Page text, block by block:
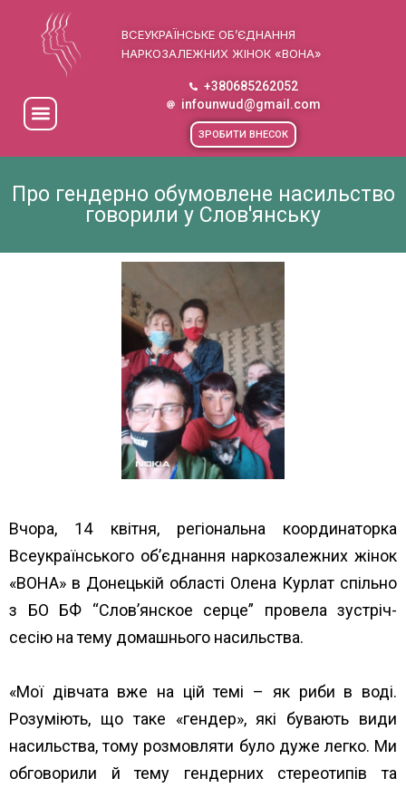
ВСЕУКРАЇНСЬКЕ ОБ’ЄДНАННЯ
НАРКОЗАЛЕЖНИХ ЖІНОК «ВОНА»
+380685262052
infounwud@gmail.com
ЗРОБИТИ ВНЕСОК
Про гендерно обумовлене насильство
говорили у Слов'янську
Вчора, 14 квітня, регіональна координаторка
Всеукраїнського об’єднання наркозалежних жінок
«ВОНА» в Донецькій області Олена Курлат спільно
з БО БФ “Слов’янское серце” провела зустріч-
сесію на тему домашнього насильства.
«Мої дівчата вже на цій темі – як риби в воді.
Розуміють, що таке «гендер», які бувають види
насильства, тому розмовляти було дуже легко. Ми
обговорили й тему гендерних стереотипів та